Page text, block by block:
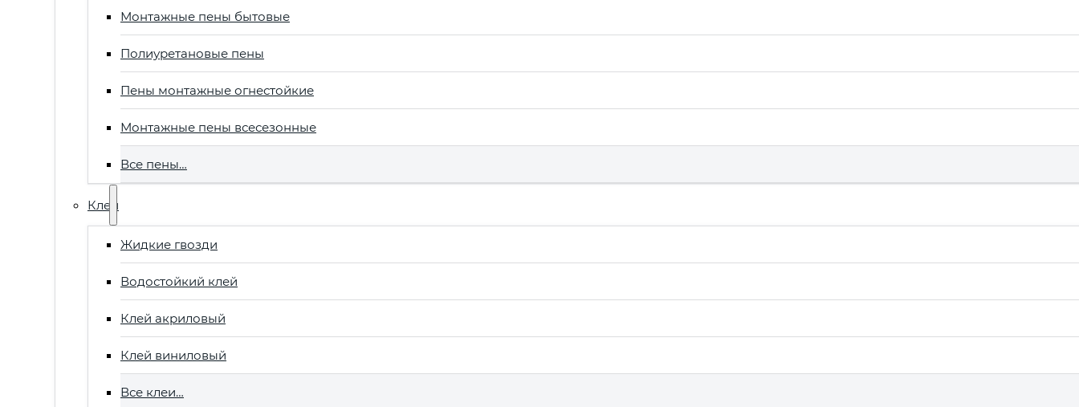
Монтажные пены бытовые
Полиуретановые пены
Пены монтажные огнестойкие
Монтажные пены всесезонные
Все пены…
Клеи
Жидкие гвозди
Водостойкий клей
Клей акриловый
Клей виниловый
Все клеи…